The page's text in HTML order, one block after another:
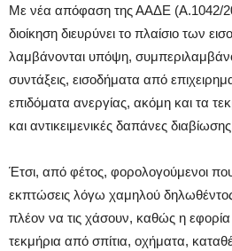
Με νέα απόφαση της ΑΑΔΕ (Α.1042/
διοίκηση διευρύνει το πλαίσιο των
λαμβάνονται υπόψη,
συντάξεις, εισοδήματα από
επιδόματα ανεργίας, ακόμη και τα
και αντικειμενικές δαπάνες
Έτσι, από φέτος, φορολογούμενοι
εκπτώσεις λόγω χαμηλού δηλωθέντος
πλέον να τις χάσουν, καθώς η εφορία
τεκμήρια από σπίτια, οχήματα,